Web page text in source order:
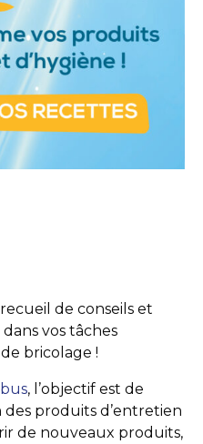
de conseils et
vos tâches
bricolage !
, l’objectif est de
produits d’entretien
de nouveaux produits,